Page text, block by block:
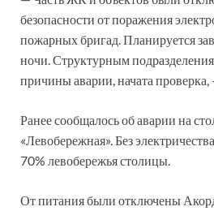
безопасности от поражения
пожарных бригад. Планируется
ночи. Структурным
причины аварии, начата
Ранее сообщалось об аварии на
«Левобережная». Без
70% левобережья столицы.
От питания были отключены